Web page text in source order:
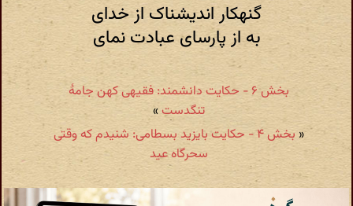
گنهکار اندیشناک از خدای
به از پارسای عبادت نمای
بخش ۶ - حکایت دانشمند: فقیهی کهن جامهٔ
تنگدست»
«
بخش ۴ - حکایت بایزید بسطامی: شنیدم که وقتی
سحرگاه عید